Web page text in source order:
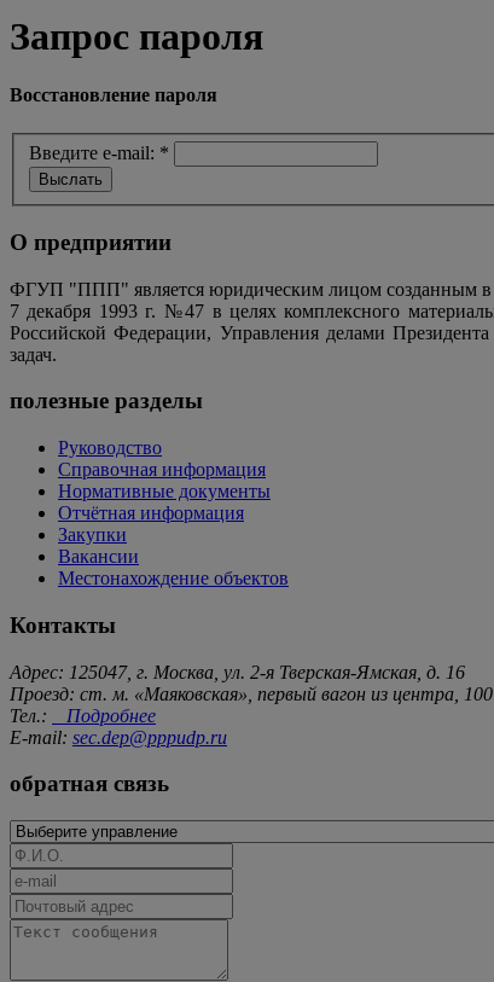
Запрос пароля
Восстановление пароля
Введите e-mail: *
О предприятии
ФГУП "ППП" является юридическим лицом созданным в
7 декабря 1993 г. №47 в целях комплексного
Российской Федерации, Управления делами
задач.
полезные разделы
Руководство
Справочная информация
Нормативные документы
Отчётная информация
Закупки
Вакансии
Местонахождение объектов
Контакты
Адрес: 125047, г. Москва, ул. 2-я Тверская-Ямская, д. 16
Проезд: ст. м. «Маяковская», первый вагон из центра,
Тел.:
Подробнее
E-mail: sec.dep@pppudp.ru
обратная связь